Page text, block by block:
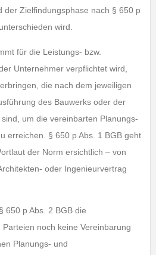
der Zielfindungsphase nach § 650 p
wird.
für die Leistungs- bzw.
Unternehmer verpflichtet wird,
die nach dem jeweiligen
des Bauwerks oder der
um die vereinbarten Planungs-
erreichen. § 650 p Abs. 1 BGB geht
der Norm ersichtlich – von
oder Ingenieurvertrag
650 p Abs. 2 BGB die
noch keine Vereinbarung
Planungs- und